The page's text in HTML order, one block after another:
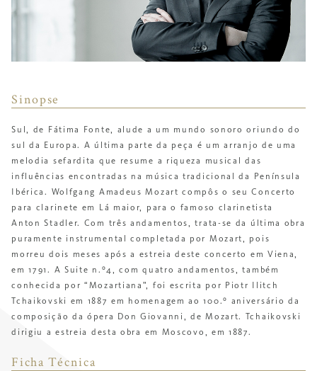
Sinopse
Sul, de Fátima Fonte, alude a um mundo sonoro oriundo do
sul da Europa. A última parte da peça é um arranjo de uma
melodia sefardita que resume a riqueza musical das
influências encontradas na música tradicional da Península
Ibérica. Wolfgang Amadeus Mozart compôs o seuConcerto
para clarinete em Lá maior, para o famoso clarinetista
Anton Stadler. Com três andamentos, trata-se da última obra
puramente instrumental completada por Mozart, pois
morreu dois meses após a estreia deste concerto em Viena,
em 1791. A Suite n.º4, com quatro andamentos, também
conhecida por “Mozartiana”, foi escrita por Piotr Ilitch
Tchaikovski em 1887 em homenagem ao 100.º aniversário da
composição da ópera
Don Giovanni , de Mozart. Tchaikovski
dirigiu a estreia desta obra em Moscovo, em 1887.
Ficha Técnica